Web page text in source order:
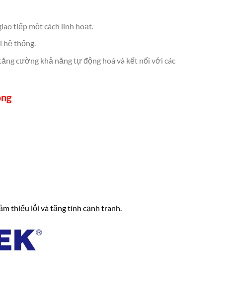
tiếp một cách linh hoạt.
hệ thống.
cường khả năng tự động hoá và kết nối với các
thiểu lỗi và tăng tính cạnh tranh.